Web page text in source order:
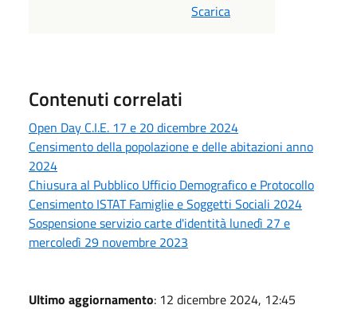
Scarica
Contenuti correlati
Open Day C.I.E. 17 e 20 dicembre 2024
Censimento della popolazione e delle abitazioni anno
2024
Chiusura al Pubblico Ufficio Demografico e Protocollo
Censimento ISTAT Famiglie e Soggetti Sociali 2024
Sospensione servizio carte d'identità lunedì 27 e
mercoledì 29 novembre 2023
Ultimo aggiornamento: 12 dicembre 2024, 12:45